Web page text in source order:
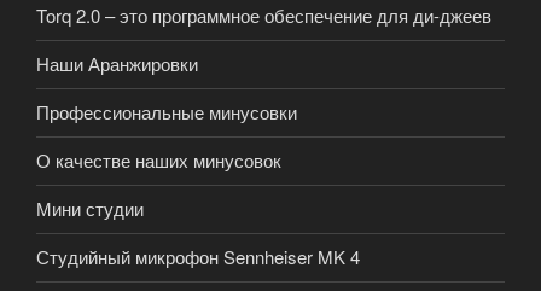
Torq 2.0 – это программное обеспечение для ди-джеев
Наши Аранжировки
Профессиональные минусовки
О качестве наших минусовок
Мини студии
Студийный микрофон Sennheiser MK 4